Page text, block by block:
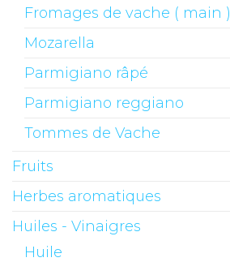
Fromages de vache ( main )
Mozarella
Parmigiano râpé
Parmigiano reggiano
Tommes de Vache
Fruits
Herbes aromatiques
Huiles - Vinaigres
Huile